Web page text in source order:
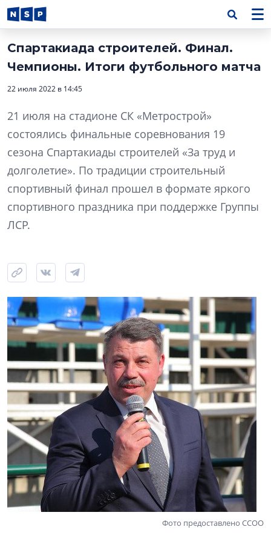
Спартакиада строителей. Финал.
Чемпионы. Итоги футбольного матча
22 июля 2022 в 14:45
21 июля на стадионе СК «Метрострой»
состоялись финальные соревнования 19
сезона Спартакиады строителей «За труд и
долголетие». По традиции строительный
спортивный финал прошел в формате яркого
спортивного праздника при поддержке Группы
ЛСР.
Фото предоставлено ССОО